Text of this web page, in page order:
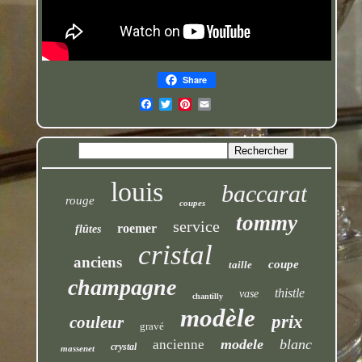
Share
rouge louis coupes baccarat
flûtes roemer service tommy
anciens cristal taille coupe
champagne chantilly vase thistle
couleur gravé modèle prix
massenet crystal ancienne modele blanc